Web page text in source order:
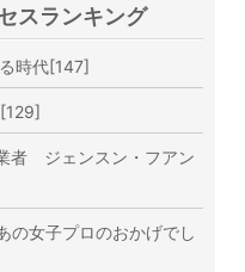
スランキング
時代[147]
者 ジェンスン・フアン
女子プロのおかげでし